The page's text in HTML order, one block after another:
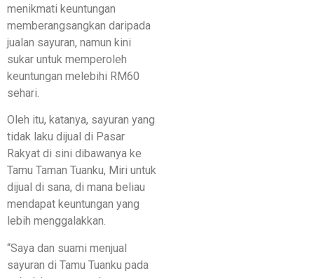
menikmati keuntungan
memberangsangkan daripada
jualan sayuran, namun kini
sukar untuk memperoleh
keuntungan melebihi RM60
sehari.
Oleh itu, katanya, sayuran yang
tidak laku dijual di Pasar
Rakyat di sini dibawanya ke
Tamu Taman Tuanku, Miri untuk
dijual di sana, di mana beliau
mendapat keuntungan yang
lebih menggalakkan.
“Saya dan suami menjual
sayuran di Tamu Tuanku pada